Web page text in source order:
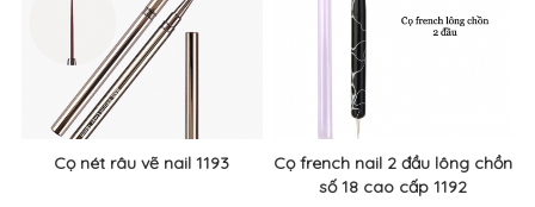
Cọ nét râu vẽ nail 1193
Cọ french nail 2 đầu lông chồn
số 18 cao cấp 1192